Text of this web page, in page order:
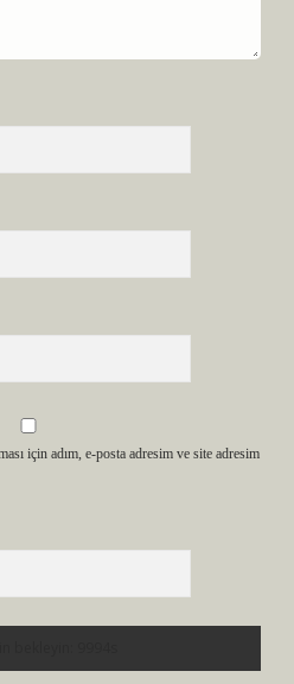
için adım, e-posta adresim ve site adresim